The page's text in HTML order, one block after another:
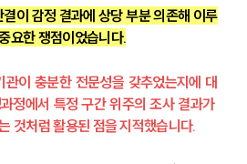
이 감정 결과에 상당 부분 의존해 이루
요한 쟁점이었습니다.
관이 충분한 전문성을 갖추었는지에 대
정에서 특정 구간 위주의 조사 결과가
것처럼 활용된 점을 지적했습니다.